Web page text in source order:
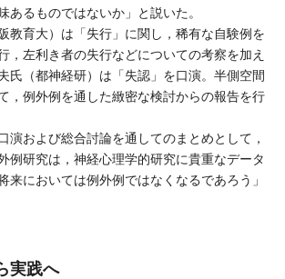
あるものではないか」と説いた。
教育大）は「失行」に関し，稀有な自験例を
，左利き者の失行などについての考察を加え
氏（都神経研）は「失認」を口演。半側空間
，例外例を通した緻密な検討からの報告を行
演および総合討論を通してのまとめとして，
例研究は，神経心理学的研究に貴重なデータ
来においては例外例ではなくなるであろう」
実践へ